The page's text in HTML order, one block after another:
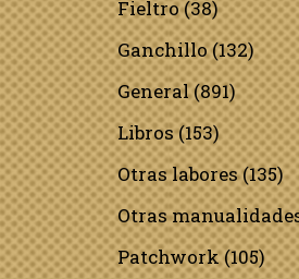
Fieltro(38)
Ganchillo(132)
General(891)
Libros(153)
Otras labores(135)
Otras
Patchwork(105)